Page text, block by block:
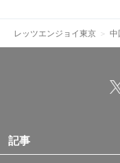
レッツエンジョイ東京 中
記事